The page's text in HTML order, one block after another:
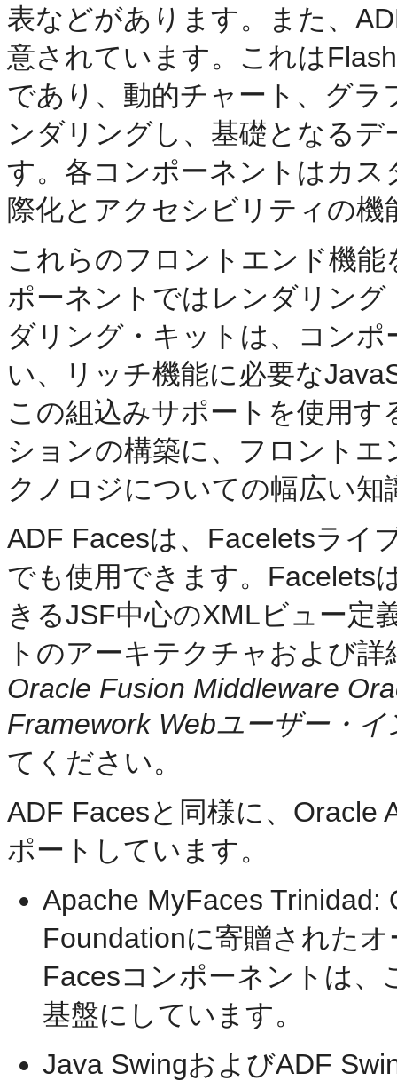
表などがあります。また、
意されています。これは
であり、動的チャート、グ
ンダリングし、基礎となる
す。各コンポーネントはカ
際化とアクセシビリティの
これらのフロントエンド機
ポーネントではレンダリン
ダリング・キットは、コン
い、リッチ機能に必要な
この組込みサポートを使用
ションの構築に、フロント
クノロジについての幅広い
ADF Facesは、Faceletsライ
でも使用できます。Facelets
きるJSF中心のXMLビュー定
トのアーキテクチャおよび
Oracle Fusion Middleware
Framework Webユーザー・
てください。
ADF Facesと同様に、Oracle
ポートしています。
Apache MyFaces Trinidad:
Foundationに寄贈された
Facesコンポーネントは
基盤にしています。
Java SwingおよびADF